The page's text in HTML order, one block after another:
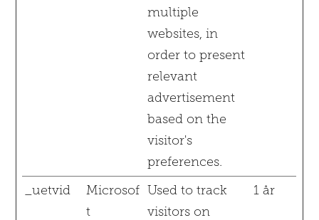
multiple
websites, in
order to present
relevant
advertisement
based on the
visitor's
preferences.
_uetvid
Microsof
t
Used to track
visitors on
1 år